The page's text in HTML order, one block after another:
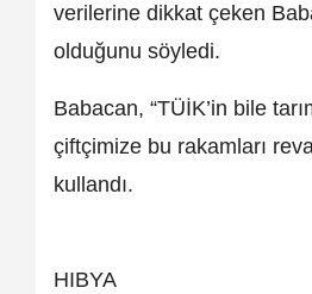
verilerine dikkat çeken
olduğunu söyledi.
Babacan, “TÜİK’in bile
çiftçimize bu rakamları
kullandı.
HIBYA